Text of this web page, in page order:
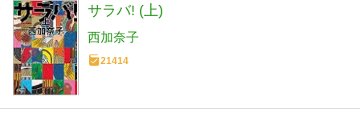
サラバ! (上)
西加奈子
21414